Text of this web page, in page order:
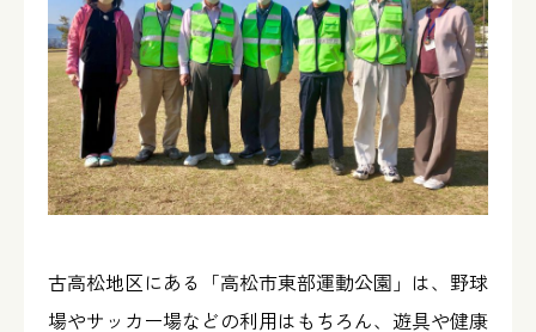
古高松地区にある「高松市東部運動公園」は、野球
場やサッカー場などの利用はもちろん、遊具や健康